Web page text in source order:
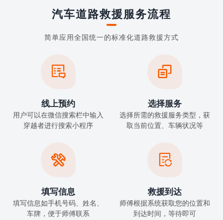
汽车道路救援服务流程
简单应用全国统一的标准化道路救援方式

线上预约
用户可以在微信搜索栏中输入
穿越者进行搜索小程序

选择服务
选择所需的救援服务类型，获
取当前位置、车辆状况等

填写信息
填写信息如手机号码、姓名、
车牌，便于师傅联系

救援到达
师傅根据系统获取您的位置和
到达时间，等待即可